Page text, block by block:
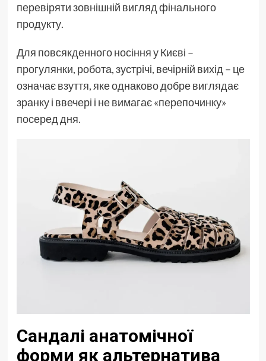
перевіряти зовнішній вигляд фінального
продукту.
Для повсякденного носіння у Києві –
прогулянки, робота, зустрічі, вечірній вихід – це
означає взуття, яке однаково добре виглядає
зранку і ввечері і не вимагає «перепочинку»
посеред дня.
Сандалі анатомічної
форми як альтернатива